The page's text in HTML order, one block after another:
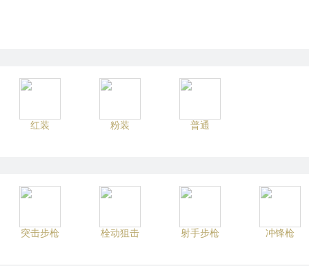
红装 粉装 普通
突击步枪 栓动狙击 射手步枪 冲锋枪